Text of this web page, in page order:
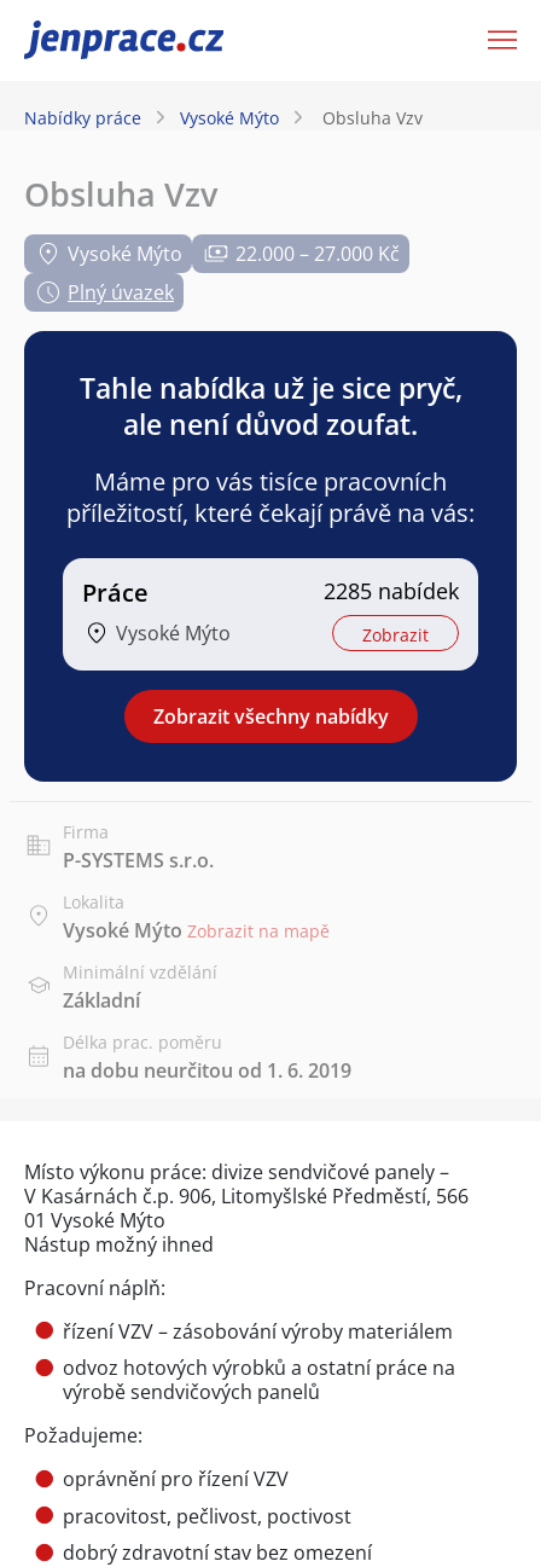
JenPráce.cz
Nabídky práce Vysoké Mýto Obsluha Vzv
Obsluha Vzv
Vysoké Mýto
22.000 – 27.000 Kč
Plný úvazek
Tahle nabídka už je sice pryč,
ale není důvod zoufat.
Máme pro vás tisíce pracovních
příležitostí, které čekají právě na vás:
Práce
Vysoké Mýto
2285 nabídek
Zobrazit
Zobrazit všechny nabídky
Firma
P-SYSTEMS s.r.o.
Lokalita
Vysoké Mýto Zobrazit na mapě
Minimální vzdělání
Základní
Délka prac. poměru
na dobu neurčitou od 1. 6. 2019
Místo výkonu práce: divize sendvičové panely –
V Kasárnách č.p. 906, Litomyšlské Předměstí, 566
01 Vysoké Mýto
Nástup možný ihned
Pracovní náplň:
řízení VZV – zásobování výroby materiálem
odvoz hotových výrobků a ostatní práce na
výrobě sendvičových panelů
Požadujeme:
oprávnění pro řízení VZV
pracovitost, pečlivost, poctivost
dobrý zdravotní stav bez omezení